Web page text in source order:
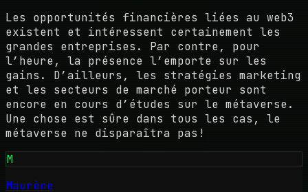
Les opportunités financières liées au web3
existent et intéressent certainement les
grandes entreprises. Par contre, pour
l’heure, la présence l’emporte sur les
gains. D’ailleurs, les stratégies marketing
et les secteurs de marché porteur sont
encore en cours d’études sur le métaverse.
Une chose est sûre dans tous les cas, le
métaverse ne disparaîtra pas!
M
Maurène